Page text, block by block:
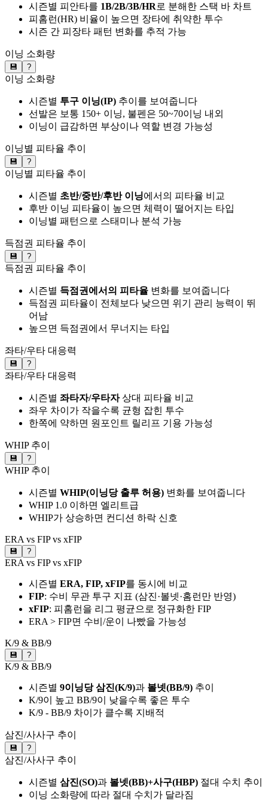
시즌별 피안타를 1B/2B/3B/HR로 분해한 스택 바 차트
피홈런(HR) 비율이 높으면 장타에 취약한 투수
시즌 간 피장타 패턴 변화를 추적 가능
이닝 소화량
💾 ?
이닝 소화량
시즌별 투구 이닝(IP) 추이를 보여줍니다
선발은 보통 150+ 이닝, 불펜은 50~70이닝 내외
이닝이 급감하면 부상이나 역할 변경 가능성
이닝별 피타율 추이
💾 ?
이닝별 피타율 추이
시즌별 초반/중반/후반 이닝에서의 피타율 비교
후반 이닝 피타율이 높으면 체력이 떨어지는 타입
이닝별 패턴으로 스태미나 분석 가능
득점권 피타율 추이
💾 ?
득점권 피타율 추이
시즌별 득점권에서의 피타율 변화를 보여줍니다
득점권 피타율이 전체보다 낮으면 위기 관리 능력이 뛰
어남
높으면 득점권에서 무너지는 타입
좌타/우타 대응력
💾 ?
좌타/우타 대응력
시즌별 좌타자/우타자상대 피타율 비교
좌우 차이가 작을수록 균형 잡힌 투수
한쪽에 약하면 원포인트 릴리프 기용 가능성
WHIP 추이
💾 ?
WHIP 추이
시즌별 WHIP(이닝당 출루 허용) 변화를 보여줍니다
WHIP 1.0 이하면 엘리트급
WHIP가 상승하면 컨디션 하락 신호
ERA vs FIP vs xFIP
💾 ?
ERA vs FIP vs xFIP
시즌별 ERA, FIP, xFIP를 동시에 비교
FIP: 수비 무관 투구 지표 (삼진·볼넷·홈런만 반영)
xFIP: 피홈런을 리그 평균으로 정규화한 FIP
ERA > FIP면 수비/운이 나빴을 가능성
K/9 & BB/9
💾 ?
K/9 & BB/9
시즌별 9이닝당 삼진(K/9)과 볼넷(BB/9) 추이
K/9이 높고 BB/9이 낮을수록 좋은 투수
K/9 - BB/9 차이가 클수록 지배적
삼진/사사구 추이
💾 ?
삼진/사사구 추이
시즌별 삼진(SO)과 볼넷(BB)+사구(HBP) 절대 수치 추이
이닝 소화량에 따라 절대 수치가 달라짐